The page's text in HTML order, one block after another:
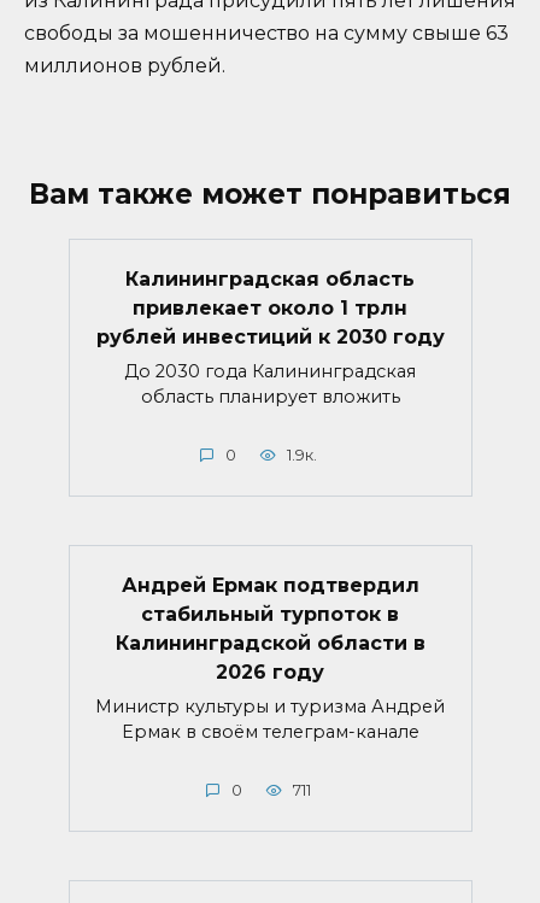
свободы за мошенничество на сумму свыше 63
миллионов рублей.
Вам также может понравиться
Калининградская область
привлекает около 1 трлн
рублей инвестиций к 2030 году
До 2030 года Калининградская
область планирует вложить
0 1.9к.
Андрей Ермак подтвердил
стабильный турпоток в
Калининградской области в
2026 году
Министр культуры и туризма Андрей
Ермак в своём телеграм-канале
0 711